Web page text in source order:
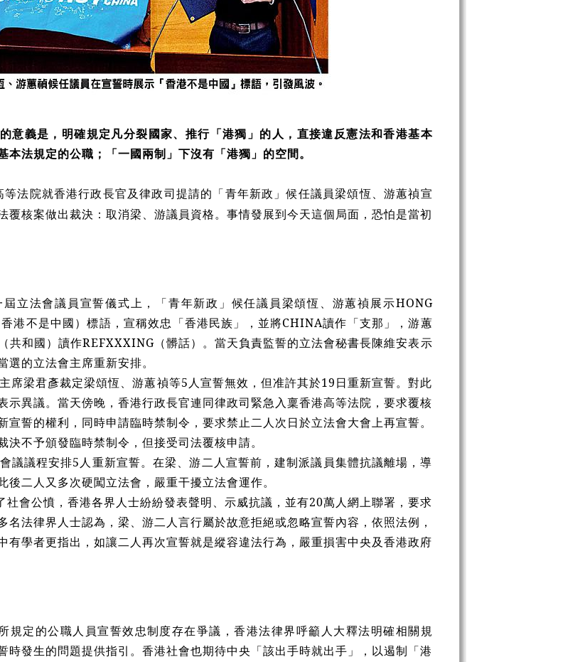
意義是，明確規定凡分裂國家、推行「港獨」的人，直接違反憲法和香港基本
本法規定的公職；「一國兩制」下沒有「港獨」的空間。
法院就香港行政長官及律政司提請的「青年新政」候任議員梁頌恆、游蕙禎宣
覆核案做出裁決：取消梁、游議員資格。事情發展到今天這個局面，恐怕是當初
立法會議員宣誓儀式上，「青年新政」候任議員梁頌恆、游蕙禎展示HONG
港不是中國）標語，宣稱效忠「香港民族」，並將CHINA讀作「支那」，游蕙
共和國）讀作REFXXXING（髒話）。當天負責監誓的立法會秘書長陳維安表示
的立法會主席重新安排。
席梁君彥裁定梁頌恆、游蕙禎等5人宣誓無效，但准許其於19日重新宣誓。對此
示異議。當天傍晚，香港行政長官連同律政司緊急入稟香港高等法院，要求覆核
宣誓的權利，同時申請臨時禁制令，要求禁止二人次日於立法會大會上再宣誓。
決不予頒發臨時禁制令，但接受司法覆核申請。
議議程安排5人重新宣誓。在梁、游二人宣誓前，建制派議員集體抗議離場，導
後二人又多次硬闖立法會，嚴重干擾立法會運作。
社會公憤，香港各界人士紛紛發表聲明、示威抗議，並有20萬人網上聯署，要求
名法律界人士認為，梁、游二人言行屬於故意拒絕或忽略宣誓內容，依照法例，
有學者更指出，如讓二人再次宣誓就是縱容違法行為，嚴重損害中央及香港政府
規定的公職人員宣誓效忠制度存在爭議，香港法律界呼籲人大釋法明確相關規
時發生的問題提供指引。香港社會也期待中央「該出手時就出手」，以遏制「港